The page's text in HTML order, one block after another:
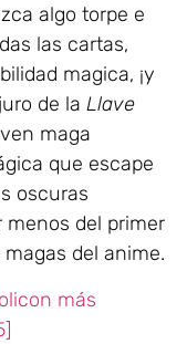
algo torpe e
las cartas,
magica, ¡y
de la Llave
maga
que escape
oscuras
menos del primer
del anime.
más